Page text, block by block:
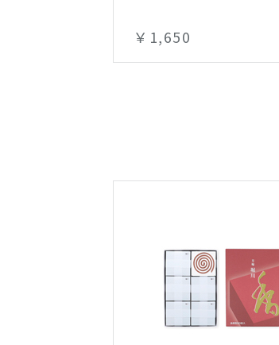
￥1,650